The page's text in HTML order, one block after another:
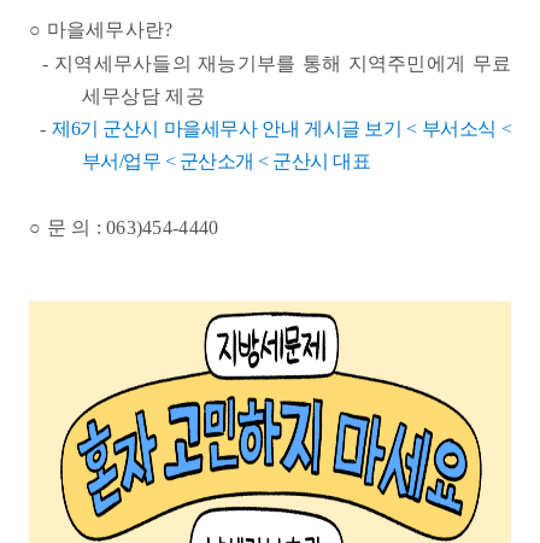
○ 마을세무사란?
- 지역세무사들의 재능기부를 통해 지역주민에게 무료
세무상담 제공
-제6기 군산시 마을세무사 안내 게시글 보기 < 부서소식 <
부서/업무 < 군산소개 < 군산시 대표
○ 문 의 : 063)454-4440